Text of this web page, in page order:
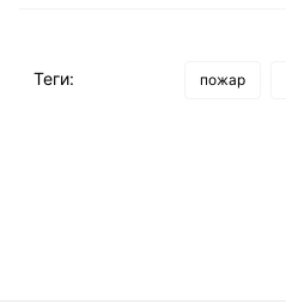
Теги: пожар